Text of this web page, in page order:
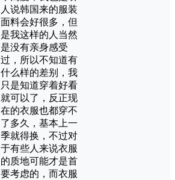
人说韩国来的服装
面料会好很多，但
是我这样的人当然
是没有亲身感受
过，所以不知道有
什么样的差别，我
只是知道穿着好看
就可以了，反正现
在的衣服也都穿不
了多久，基本上一
季就得换，不过对
于有些人来说衣服
的质地可能才是首
要考虑的，而衣服